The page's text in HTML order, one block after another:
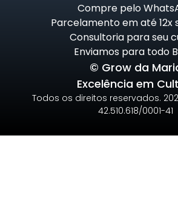
Compre pelo
Parcelamento em até 12x
Consultoria para seu
Enviamos para todo
© Grow da
Excelência em
Todos os direitos reservados.
42.510.618/0001-41